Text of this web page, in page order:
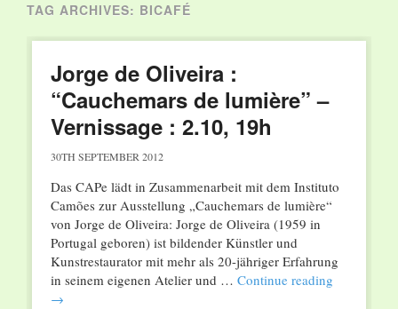
TAG ARCHIVES: BICAFÉ
Jorge de Oliveira :
“Cauchemars de lumière” –
Vernissage : 2.10, 19h
30TH SEPTEMBER 2012
Das CAPe lädt in Zusammenarbeit mit dem Instituto
Camões zur Ausstellung „Cauchemars de lumière“
von Jorge de Oliveira: Jorge de Oliveira (1959 in
Portugal geboren) ist bildender Künstler und
Kunstrestaurator mit mehr als 20-jähriger Erfahrung
in seinem eigenen Atelier und … Continue reading
→